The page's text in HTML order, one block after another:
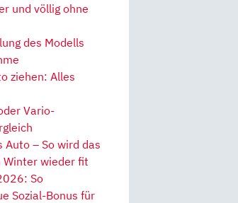
und völlig ohne
des Modells
ziehen: Alles
Vario-
Auto – So wird das
Winter wieder fit
So
Sozial-Bonus für